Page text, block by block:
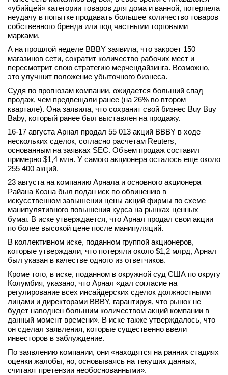
«убийцей» категории товаров для дома и ванной, потерпела
неудачу в попытке продавать большее количество товаров
собственного бренда или под частными торговыми
марками.
А на прошлой неделе BBBY заявила, что закроет 150
магазинов сети, сократит количество рабочих мест и
пересмотрит свою стратегию мерчендайзинга. Возможно,
это улучшит положение убыточного бизнеса.
Судя по прогнозам компании, ожидается больший спад
продаж, чем предвещали ранее (на 26% во втором
квартале). Она заявила, что сохранит свой бизнес Buy Buy
Baby, который ранее был выставлен на продажу.
16-17 августа Арнал продал 55 013 акций BBBY в ходе
нескольких сделок, согласно расчетам Reuters,
основанным на заявках SEC. Объем продаж составил
примерно $1,4 млн. У самого акционера осталось еще около
255 400 акций.
23 августа на компанию Aрнала и основного акционера
Райана Коэна был подан иск по обвинению в
искусственном завышении цены акций фирмы по схеме
манипулятивного повышения курса на рынках ценных
бумаг. В иске утверждается, что Арнал продал свои акции
по более высокой цене после манипуляций.
В коллективном иске, поданном группой акционеров,
которые утверждали, что потеряли около $1,2 млрд, Арнал
был указан в качестве одного из ответчиков.
Кроме того, в иске, поданном в окружной суд США по округу
Колумбия, указано, что Арнал «дал согласие на
регулирование всех инсайдерских сделок должностными
лицами и директорами BBBY, гарантируя, что рынок не
будет наводнен большим количеством акций компании в
данный момент времени». В иске также утверждалось, что
он сделал заявления, которые существенно ввели
инвесторов в заблуждение.
По заявлению компании, они «находятся на ранних стадиях
оценки жалобы, но, основываясь на текущих данных,
считают претензии необоснованными».